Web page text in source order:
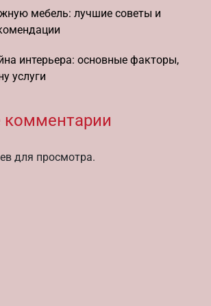
мебель: лучшие советы и
интерьера: основные факторы,
услуги
комментарии
для просмотра.